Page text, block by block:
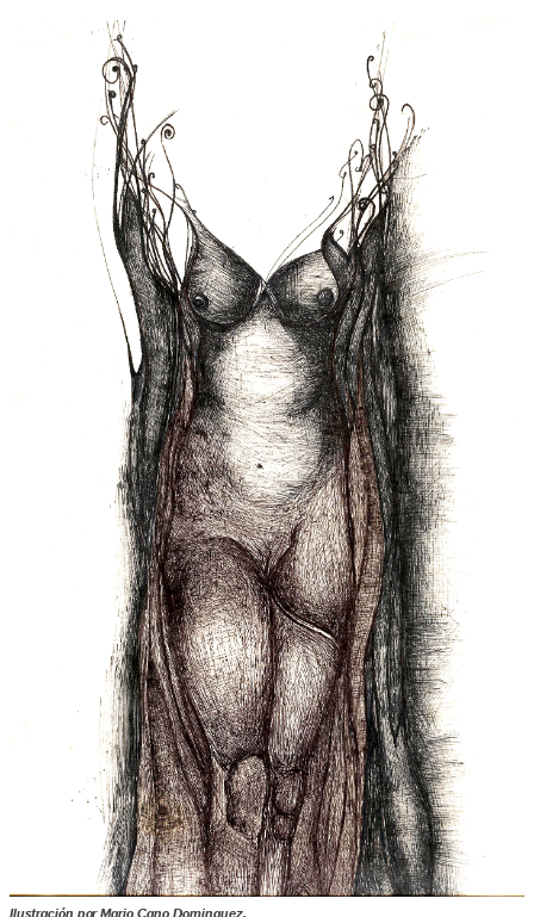
Ilustración por Mario Cano Dominguez.